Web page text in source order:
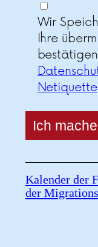
Wir
Ihre
Netiquette
Kalender der
der